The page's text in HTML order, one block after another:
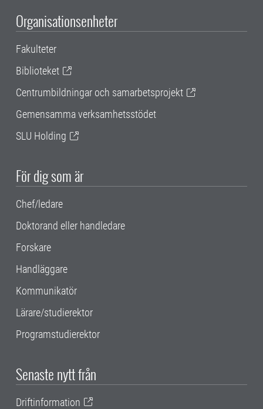
Organisationsenheter
Fakulteter
Biblioteket
Centrumbildningar och samarbetsprojekt
Gemensamma verksamhetsstödet
SLU Holding
För dig som är
Chef/ledare
Doktorand eller handledare
Forskare
Handläggare
Kommunikatör
Lärare/studierektor
Programstudierektor
Senaste nytt från
Driftinformation